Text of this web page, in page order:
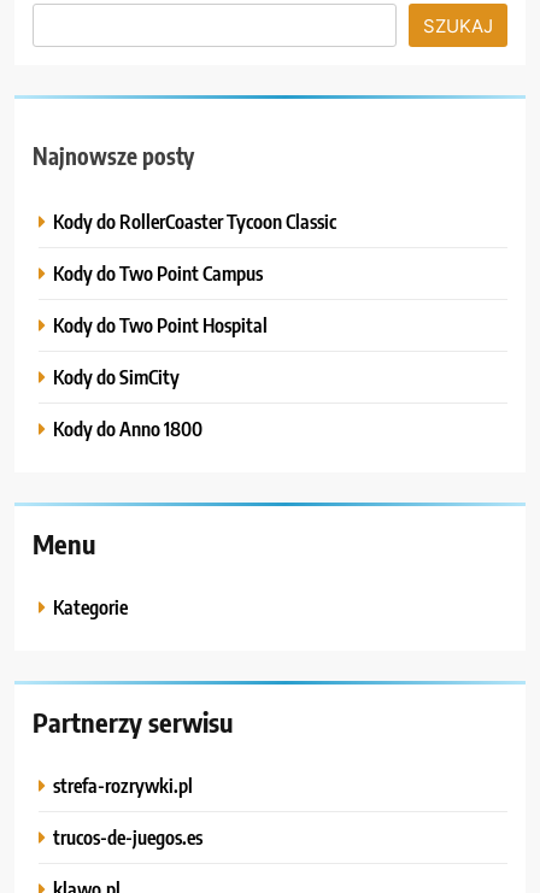
SZUKAJ
Najnowsze posty
Kody do RollerCoaster Tycoon Classic
Kody do Two Point Campus
Kody do Two Point Hospital
Kody do SimCity
Kody do Anno 1800
Menu
Kategorie
Partnerzy serwisu
strefa-rozrywki.pl
trucos-de-juegos.es